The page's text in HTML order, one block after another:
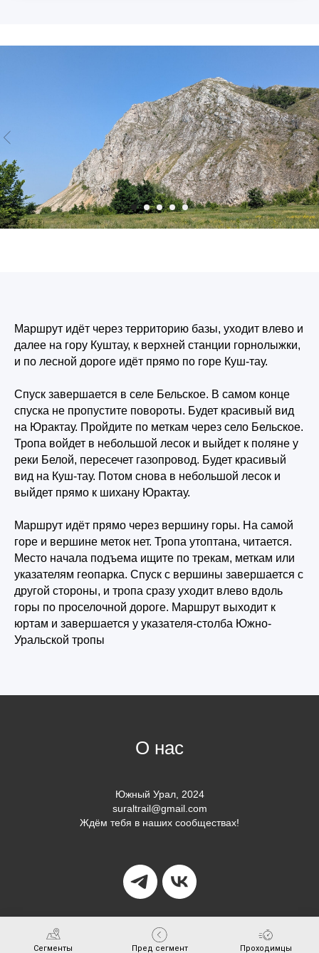
Маршрут идёт через территорию базы, уходит влево и
далее на гору Куштау, к верхней станции горнолыжки,
и по лесной дороге идёт прямо по горе Куш-тау.
Спуск завершается в селе Бельское. В самом конце
спуска не пропустите повороты. Будет красивый вид
на Юрактау. Пройдите по меткам через село Бельское.
Тропа войдет в небольшой лесок и выйдет к поляне у
реки Белой, пересечет газопровод. Будет красивый
вид на Куш-тау. Потом снова в небольшой лесок и
выйдет прямо к шихану Юрактау.
Маршрут идёт прямо через вершину горы. На самой
горе и вершине меток нет. Тропа утоптана, читается.
Место начала подъема ищите по трекам, меткам или
указателям геопарка. Спуск с вершины завершается с
другой стороны, и тропа сразу уходит влево вдоль
горы по проселочной дороге. Маршрут выходит к
юртам и завершается у указателя-столба Южно-
Уральской тропы
Сегменты Пред сегмент Проходимцы
О нас
Южный Урал, 2024
suraltrail@gmail.com
Ждём тебя в наших сообществах!